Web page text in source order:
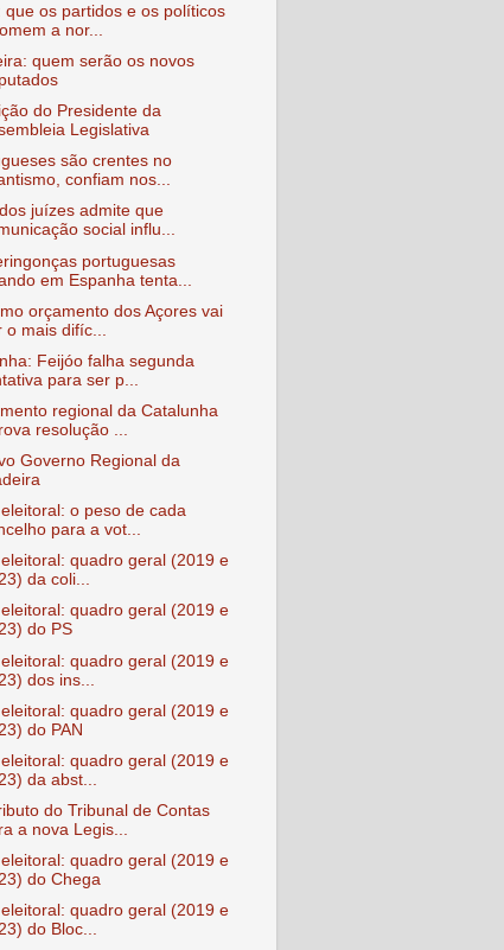
que os partidos e os políticos
a nor...
quem serão os novos
do Presidente da
Legislativa
são crentes no
confiam nos...
juízes admite que
social influ...
portuguesas
em Espanha tenta...
orçamento dos Açores vai
o mais difíc...
Feijóo falha segunda
para ser p...
regional da Catalunha
resolução ...
Governo Regional da
o peso de cada
para a vot...
eleitoral: quadro geral (2019 e
da coli...
eleitoral: quadro geral (2019 e
do PS
quadro geral (2019 e
dos ins...
quadro geral (2019 e
do PAN
eleitoral: quadro geral (2019 e
da abst...
do Tribunal de Contas
a nova Legis...
eleitoral: quadro geral (2019 e
do Chega
eleitoral: quadro geral (2019 e
do Bloc...